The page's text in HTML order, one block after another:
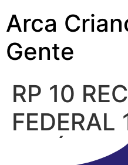
Arca
Gente
RP 10
FEDERAL
PERÍODO